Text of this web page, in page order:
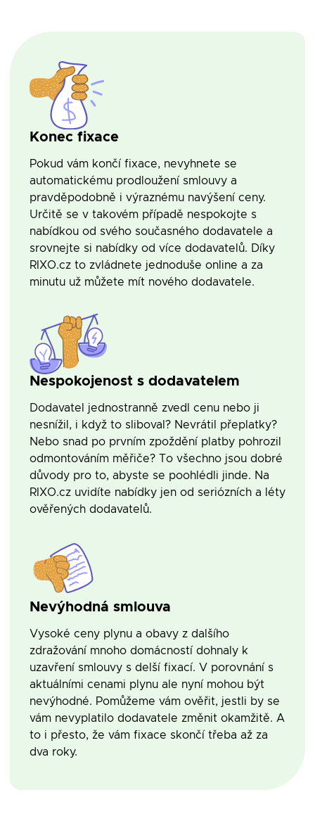
Konec fixace
Pokud vám končí fixace, nevyhnete se
automatickému prodloužení smlouvy a
pravděpodobně i výraznému navýšení ceny.
Určitě se v takovém případě nespokojte s
nabídkou od svého současného dodavatele a
srovnejte si nabídky od více dodavatelů. Díky
RIXO.cz to zvládnete jednoduše online a za
minutu už můžete mít nového dodavatele.
Nespokojenost s dodavatelem
Dodavatel jednostranně zvedl cenu nebo ji
nesnížil, i když to sliboval? Nevrátil přeplatky?
Nebo snad po prvním zpoždění platby pohrozil
odmontováním měřiče? To všechno jsou dobré
důvody pro to, abyste se poohlédli jinde. Na
RIXO.cz uvidíte nabídky jen od seriózních a léty
ověřených dodavatelů.
Nevýhodná smlouva
Vysoké ceny plynu a obavy z dalšího
zdražování mnoho domácností dohnaly k
uzavření smlouvy s delší fixací. V porovnání s
aktuálními cenami plynu ale nyní mohou být
nevýhodné. Pomůžeme vám ověřit, jestli by se
vám nevyplatilo dodavatele změnit okamžitě. A
to i přesto, že vám fixace skončí třeba až za
dva roky.